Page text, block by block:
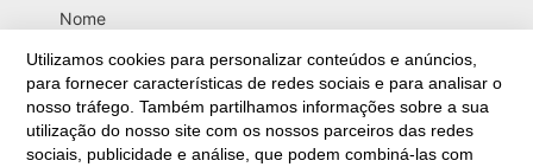
Nome
Email
Utilizamos cookies para personalizar conteúdos e anúncios,
para fornecer características de redes sociais e para analisar o
nosso tráfego. Também partilhamos informações sobre a sua
utilização do nosso site com os nossos parceiros das redes
sociais, publicidade e análise, que podem combiná-las com